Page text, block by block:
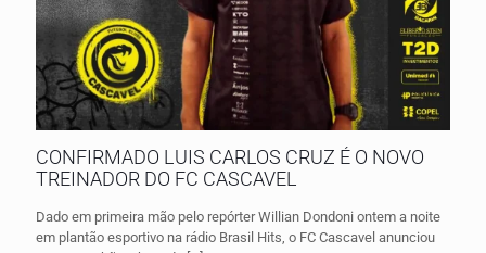
CONFIRMADO LUIS CARLOS CRUZ É O NOVO
TREINADOR DO FC CASCAVEL
Dado em primeira mão pelo repórter Willian Dondoni ontem a noite
em plantão esportivo na rádio Brasil Hits, o FC Cascavel anunciou